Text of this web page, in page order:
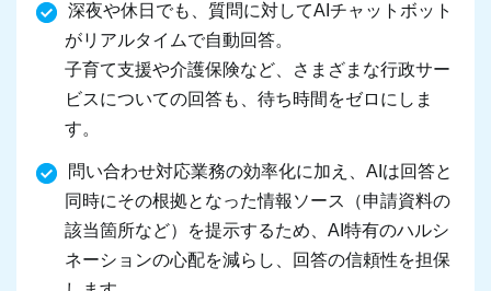
深夜や休日でも、質問に対してAIチャットボット
がリアルタイムで自動回答。
子育て支援や介護保険など、さまざまな行政サー
ビスについての回答も、待ち時間をゼロにしま
す。
問い合わせ対応業務の効率化に加え、AIは回答と
同時にその根拠となった情報ソース（申請資料の
該当箇所など）を提示するため、AI特有のハルシ
ネーションの心配を減らし、回答の信頼性を担保